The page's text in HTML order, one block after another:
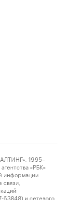
1995–
«РБК»
информации
и сетевого